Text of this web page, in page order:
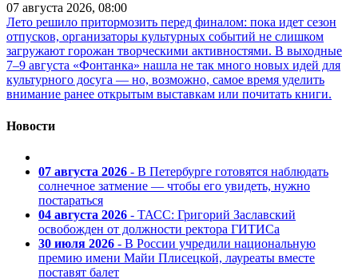
07 августа 2026, 08:00
Лето решило притормозить перед финалом: пока идет сезон
отпусков, организаторы культурных событий не слишком
загружают горожан творческими активностями. В выходные
7–9 августа «Фонтанка» нашла не так много новых идей для
культурного досуга — но, возможно, самое время уделить
внимание ранее открытым выставкам или почитать книги.
Новости
07 августа 2026 - В Петербурге готовятся наблюдать
солнечное затмение — чтобы его увидеть, нужно
постараться
04 августа 2026 - ТАСС: Григорий Заславский
освобожден от должности ректора ГИТИСа
30 июля 2026 - В России учредили национальную
премию имени Майи Плисецкой, лауреаты вместе
поставят балет